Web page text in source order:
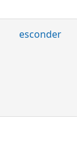
esconder